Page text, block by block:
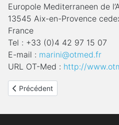
Europole Mediterraneen de
13545 Aix-en-Provence
France
Tel : +33 (0)4 42 97 15 07
E-mail : marini@otmed.fr
URL OT-Med : http://
Article précédent : Trophées du
Précédent